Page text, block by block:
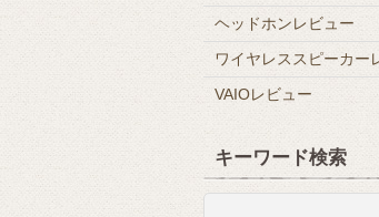
ヘッドホンレビュー
ワイヤレススピーカー
VAIOレビュー
キーワード検索